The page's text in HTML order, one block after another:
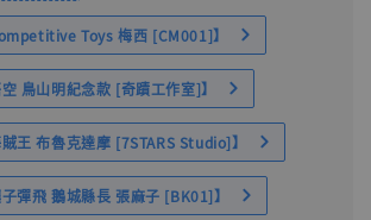
Toys 梅西 [CM001]】
鳥山明紀念款 [奇蹟工作室]】
王 布魯克達摩 [7STARS Studio]】
彈飛 鵝城縣長 張麻子 [BK01]】